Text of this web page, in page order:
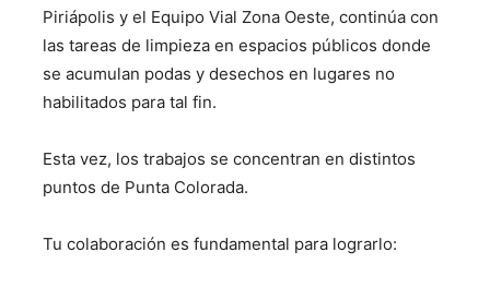
Piriápolis y el Equipo Vial Zona Oeste, continúa con
las tareas de limpieza en espacios públicos donde
se acumulan podas y desechos en lugares no
habilitados para tal fin.
Esta vez, los trabajos se concentran en distintos
puntos de Punta Colorada.
Tu colaboración es fundamental para lograrlo: